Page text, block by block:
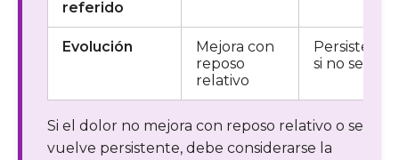
referido
Evolución
Mejora con
reposo
relativo
Persistente
si no se
Si el dolor no mejora con reposo relativo o se
vuelve persistente, debe considerarse la